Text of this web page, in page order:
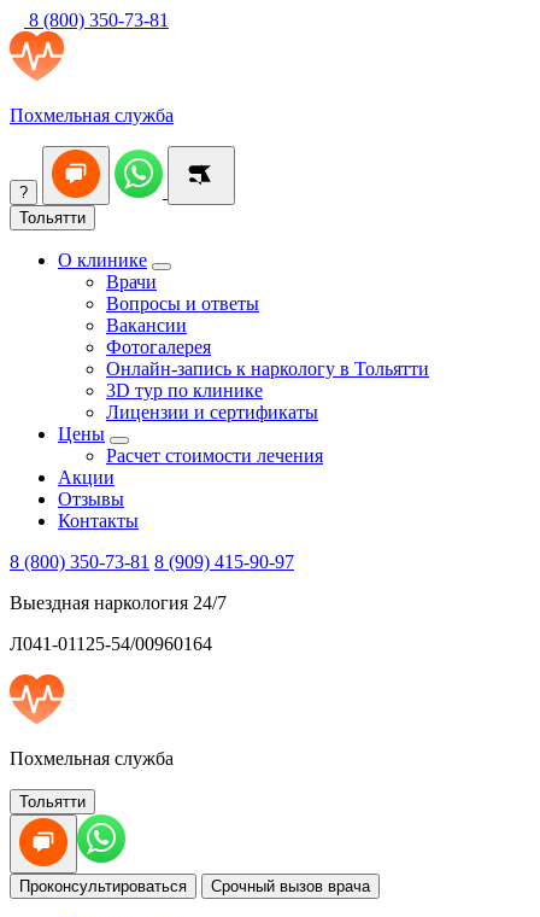
8 (800) 350-73-81
Похмельная служба
?
Тольятти
О клинике
Врачи
Вопросы и ответы
Вакансии
Фотогалерея
Онлайн-запись к наркологу в Тольятти
3D тур по клинике
Лицензии и сертификаты
Цены
Расчет стоимости лечения
Акции
Отзывы
Контакты
8 (800) 350-73-81 8 (909) 415-90-97
Выездная наркология 24/7
Л041-01125-54/00960164
Похмельная служба
Тольятти
Проконсультироваться Срочный вызов врача